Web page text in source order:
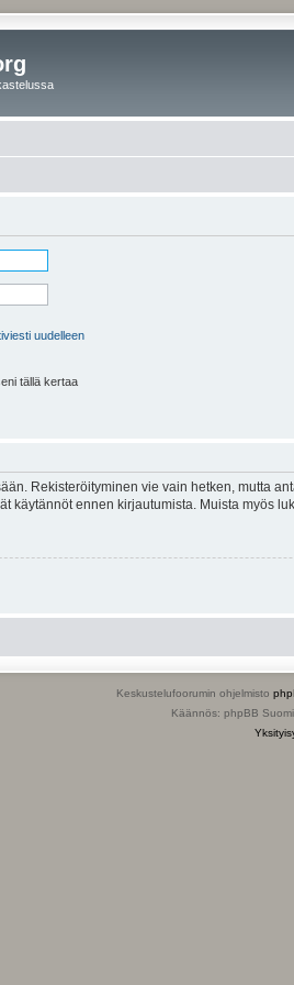
uudelleen
tällä kertaa
Rekisteröityminen vie vain hetken, mutta
käytännöt ennen kirjautumista. Muista myös
Keskustelufoorumin ohjelmisto
Käännös: phpBB